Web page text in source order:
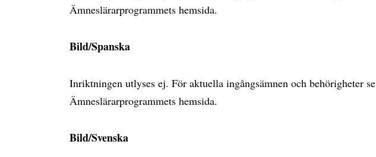
Ämneslärarprogrammets hemsida.
Bild/Spanska
Inriktningen utlyses ej. För aktuella ingångsämnen och behörigheter se
Ämneslärarprogrammets hemsida.
Bild/Svenska